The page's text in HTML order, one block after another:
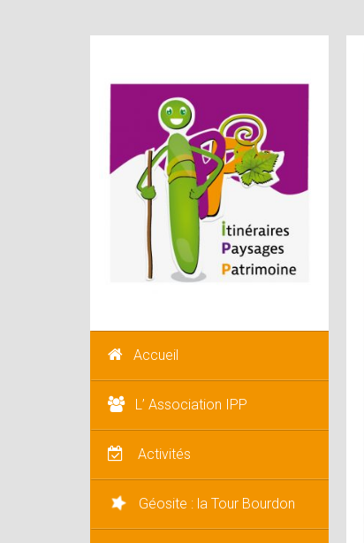
Accueil
L’ Association IPP
Activités
Géosite : la Tour Bourdon